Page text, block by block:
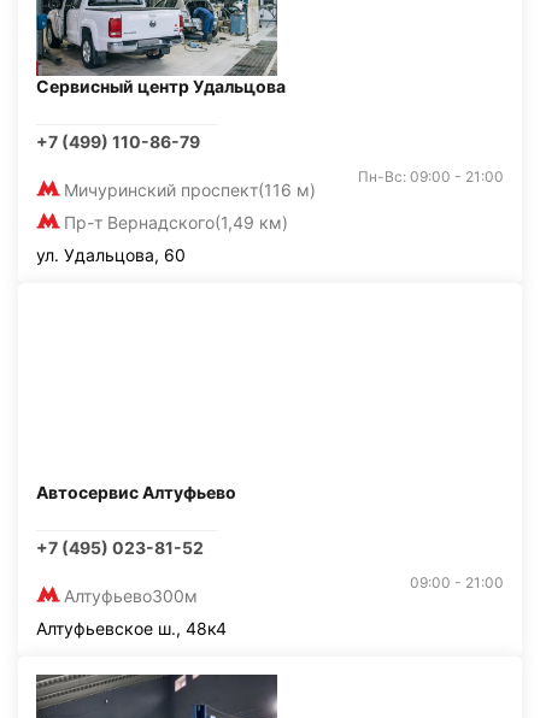
Сервисный центр Удальцова
+7 (499) 110-86-79
Мичуринский проспект(116 м)
Пр-т Вернадского(1,49 км)
Пн-Вс: 09:00 - 21:00
ул. Удальцова, 60
Автосервис Алтуфьево
+7 (495) 023-81-52
Алтуфьево300м
09:00 - 21:00
Алтуфьевское ш., 48к4